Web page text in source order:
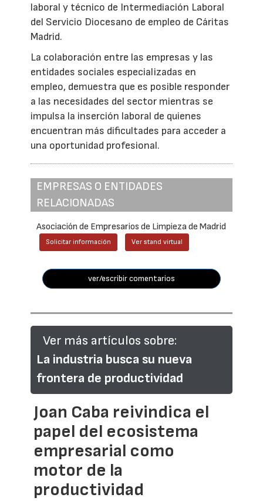
laboral y técnico de Intermediación Laboral
del Servicio Diocesano de empleo de Cáritas
Madrid.
La colaboración entre las empresas y las
entidades sociales especializadas en
empleo, demuestra que es posible responder
a las necesidades del sector mientras se
impulsa la inserción laboral de quienes
encuentran más dificultades para acceder a
una oportunidad profesional.
EMPRESAS O ENTIDADES
RELACIONADAS
Asociación de Empresarios de Limpieza de Madrid
Solicitar información Ver stand virtual
ver/escribir comentarios
Ver más artículos sobre:
La industria busca su nueva
frontera de productividad
Joan Caba reivindica el
papel del ecosistema
empresarial como
motor de la
productividad